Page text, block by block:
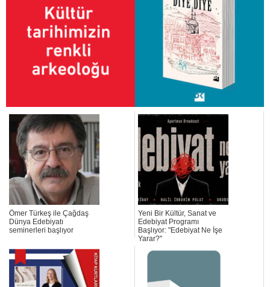
Ömer Türkeş ile Çağdaş
Dünya Edebiyatı
seminerleri başlıyor
Yeni Bir Kültür, Sanat ve
Edebiyat Programı
Başlıyor: "Edebiyat Ne İşe
Yarar?"